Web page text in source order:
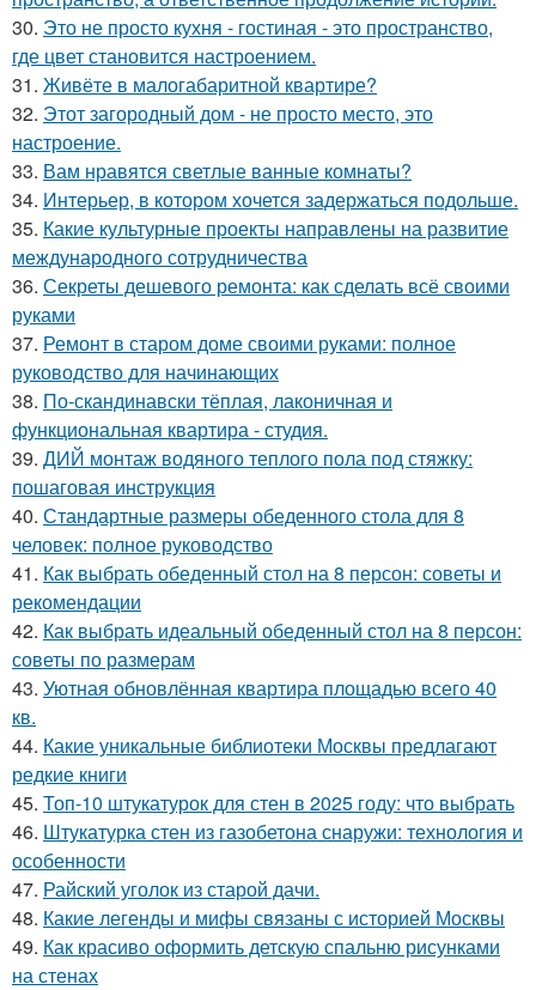
30. Это не просто кухня - гостиная - это пространство,
где цвет становится настроением.
31. Живёте в малогабаритной квартире?
32. Этот загородный дом - не просто место, это
настроение.
33. Вам нравятся светлые ванные комнаты?
34. Интерьер, в котором хочется задержаться подольше.
35. Какие культурные проекты направлены на развитие
международного сотрудничества
36. Секреты дешевого ремонта: как сделать всё своими
руками
37. Ремонт в старом доме своими руками: полное
руководство для начинающих
38. По-скандинавски тёплая, лаконичная и
функциональная квартира - студия.
39. ДИЙ монтаж водяного теплого пола под стяжку:
пошаговая инструкция
40. Стандартные размеры обеденного стола для 8
человек: полное руководство
41. Как выбрать обеденный стол на 8 персон: советы и
рекомендации
42. Как выбрать идеальный обеденный стол на 8 персон:
советы по размерам
43. Уютная обновлённая квартира площадью всего 40
кв.
44. Какие уникальные библиотеки Москвы предлагают
редкие книги
45. Топ-10 штукатурок для стен в 2025 году: что выбрать
46. Штукатурка стен из газобетона снаружи: технология и
особенности
47. Райский уголок из старой дачи.
48. Какие легенды и мифы связаны с историей Москвы
49. Как красиво оформить детскую спальню рисунками
на стенах